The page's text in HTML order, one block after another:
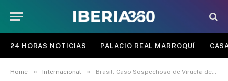
24 HORAS NOTICIAS PALACIO REAL MARROQUÍ
Home » Internacional » Brasil: Caso Sospechoso de Viruela del Mono Detectado en el Aeropuerto de São Paulo-Guarulhos